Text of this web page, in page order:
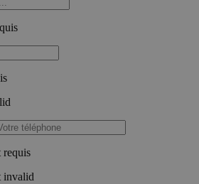
requis
invalid